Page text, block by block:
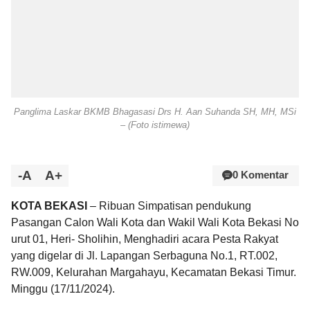
Panglima Laskar BKMB Bhagasasi Drs H. Aan Suhanda SH, MH, MSi
– (Foto istimewa)
-A A+ 0 Komentar
KOTA BEKASI – Ribuan Simpatisan pendukung
Pasangan Calon Wali Kota dan Wakil Wali Kota Bekasi No
urut 01, Heri- Sholihin, Menghadiri acara Pesta Rakyat
yang digelar di Jl. Lapangan Serbaguna No.1, RT.002,
RW.009, Kelurahan Margahayu, Kecamatan Bekasi Timur.
Minggu (17/11/2024).